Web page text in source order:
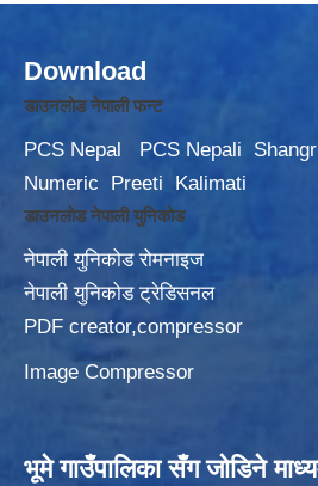
Download
डाउनलोड नेपाली फन्ट
PCS Nepal PCS Nepali
Numeric
Preeti Kalimati
डाउनलोड नेपाली युनिकोड
नेपाली युनिकोड रोमनाइज
नेपाली युनिकोड ट्रेडिसनल
PDF creator,compressor
Image Compressor
भूमे गाउँपालिका सँग जोडिने